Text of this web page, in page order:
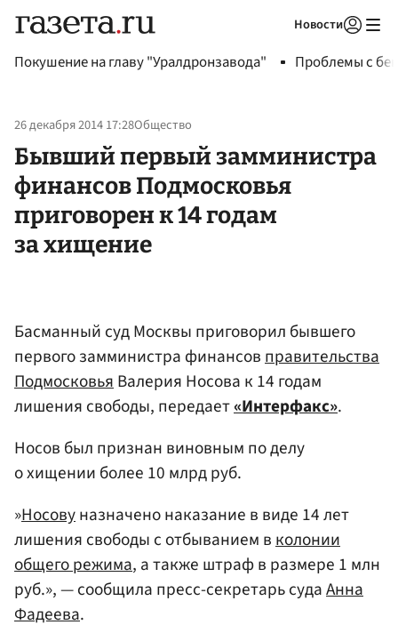
Новости
Покушение на главу "Уралдронзавода" Проблемы с
26 декабря 2014 17:28Общество
Бывший первый замминистра
финансов Подмосковья
приговорен к 14 годам
за хищение
Басманный суд Москвы приговорил бывшего
первого замминистра финансовправительства
ПодмосковьяВалерия Носова к 14 годам
лишения свободы, передает«Интерфакс».
Носов был признан виновным по делу
о хищении более 10 млрд руб.
»Носовуназначено наказание в виде 14 лет
лишения свободы с отбыванием вколонии
общего режима, а также штраф в размере 1 млн
руб.», — сообщила пресс-секретарь судаАнна
Фадеева.